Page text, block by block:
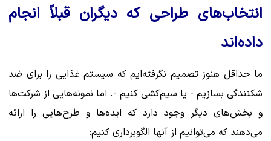
انتخاب‌های طراحی که دیگران قبلاً انجام
داده‌اند
ما حداقل هنوز تصمیم نگرفته‌ایم که سیستم غذایی را برای ضد
شکنندگی بسازیم - یا سیم‌کشی کنیم -. اما نمونه‌هایی از شرکت‌ها
و بخش‌های دیگر وجود دارد که ایده‌ها و طرح‌هایی را ارائه
می‌دهند که می‌توانیم از آنها الگوبرداری کنیم: